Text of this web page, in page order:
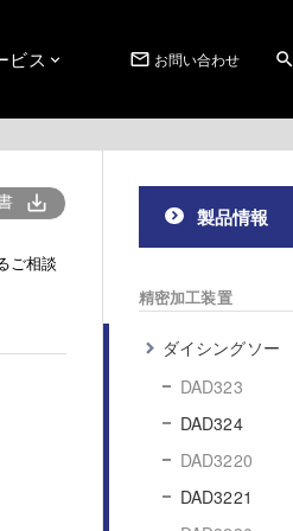
ビス mail_outline お問い合わせ search
save_alt
ご相談
製品情報
精密加工装置
ダイシングソー
DAD323
DAD324
DAD3220
DAD3221